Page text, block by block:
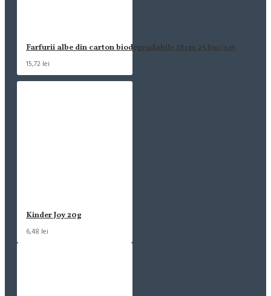
Farfurii albe din carton biodegradabile 18cm 25 buc/set
15,72 lei
Kinder Joy 20g
6,48 lei